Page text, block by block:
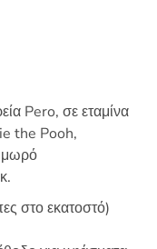
Pero, σε εταμίνα
the Pooh,
μωρό
στο εκατοστό)